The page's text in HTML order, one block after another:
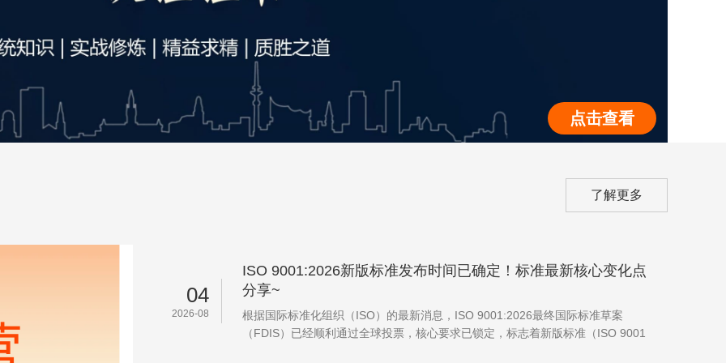
点击查看
了解更多
04
2026-08
ISO 9001:2026新版标准发布时间已确定！标准最新核心变化点
分享~
根据国际标准化组织（ISO）的最新消息，ISO 9001:2026最终国际标准草案
（FDIS）已经顺利通过全球投票，核心要求已锁定，标志着新版标准（ISO 9001